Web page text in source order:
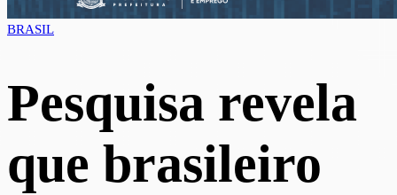
BRASIL
Pesquisa revela
que brasileiro